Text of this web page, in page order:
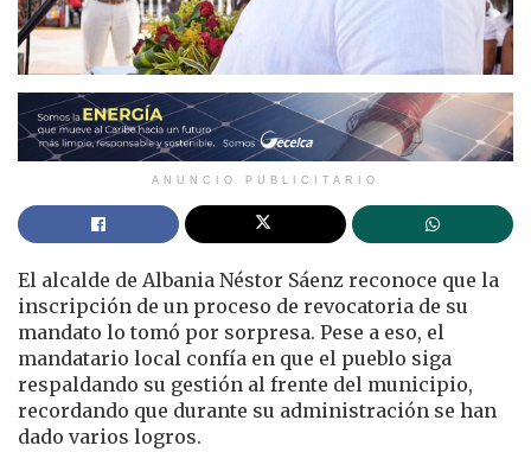
ANUNCIO PUBLICITARIO
El alcalde de Albania Néstor Sáenz reconoce que la
inscripción de un proceso de revocatoria de su
mandato lo tomó por sorpresa. Pese a eso, el
mandatario local confía en que el pueblo siga
respaldando su gestión al frente del municipio,
recordando que durante su administración se han
dado varios logros.